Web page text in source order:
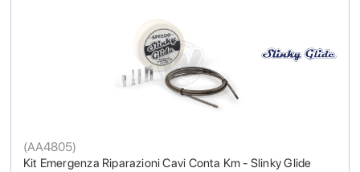
Kit Emergenza Riparazioni Cavi Conta Km - Slinky Glide
(AA4805)